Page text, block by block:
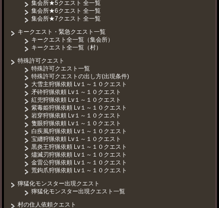
集会所★5クエスト 全一覧
集会所★6クエスト 全一覧
集会所★7クエスト 全一覧
キークエスト・緊急クエスト一覧
キークエスト全一覧（集会所）
キークエスト全一覧（村）
特殊許可クエスト
特殊許可クエスト一覧
特殊許可クエストの出し方(出現条件)
大雪主狩猟依頼 Lv１～１０クエスト
矛砕狩猟依頼 Lv１～１０クエスト
紅兜狩猟依頼 Lv１～１０クエスト
紫毒姫狩猟依頼 Lv１～１０クエスト
岩穿狩猟依頼 Lv１～１０クエスト
隻眼狩猟依頼 Lv１～１０クエスト
白疾風狩猟依頼 Lv１～１０クエスト
宝纏狩猟依頼 Lv１～１０クエスト
黒炎王狩猟依頼 Lv１～１０クエスト
燼滅刃狩猟依頼 Lv１～１０クエスト
金雷公狩猟依頼 Lv１～１０クエスト
荒鉤爪狩猟依頼 Lv１～１０クエスト
獰猛化モンスター出現クエスト
獰猛化モンスター出現クエスト一覧
村の住人依頼クエスト